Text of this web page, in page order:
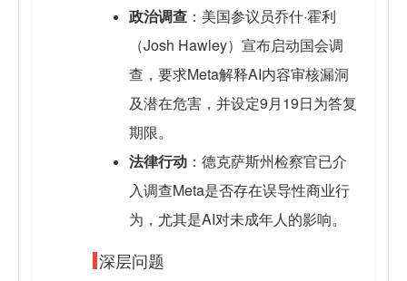
政治调查 ：美国参议员乔什·霍利
（Josh Hawley）宣布启动国会调
查，要求Meta解释AI内容审核漏洞
及潜在危害，并设定9月19日为答复
期限。
法律行动 ：德克萨斯州检察官已介
入调查Meta是否存在误导性商业行
为，尤其是AI对未成年人的影响。
深层问题